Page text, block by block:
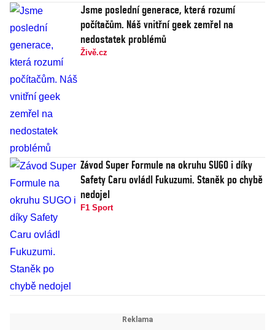
Jsme poslední generace, která rozumí
počítačům. Náš vnitřní geek zemřel na
nedostatek problémů
Živě.cz
Závod Super Formule na okruhu SUGO i díky
Safety Caru ovládl Fukuzumi. Staněk po chybě
nedojel
F1 Sport